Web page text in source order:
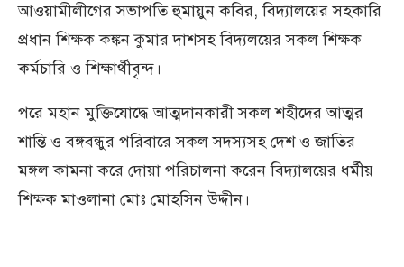
আওয়ামীলীগের সভাপতি হুমায়ুন কবির, বিদ্যালয়ের সহকারি
প্রধান শিক্ষক কঙ্কন কুমার দাশসহ বিদ্যলয়ের সকল শিক্ষক
কর্মচারি ও শিক্ষার্থীবৃন্দ।
পরে মহান মুক্তিযোদ্ধে আত্মদানকারী সকল শহীদের আত্মর
শান্তি ও বঙ্গবন্ধুর পরিবারে সকল সদস্যসহ দেশ ও জাতির
মঙ্গল কামনা করে দোয়া পরিচালনা করেন বিদ্যালয়ের ধর্মীয়
শিক্ষক মাওলানা মোঃ মোহসিন উদ্দীন।